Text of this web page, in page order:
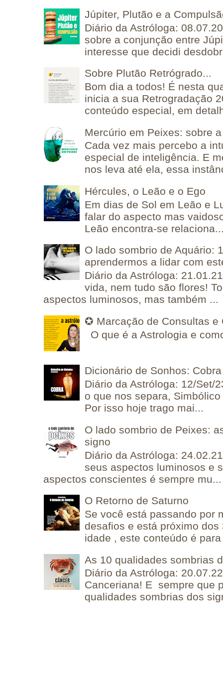
Júpiter, Plutão e a
Diário da Astróloga:
sobre a conjunção entre
interesse que decidi
Sobre Plutão Retrógrado...
Bom dia a todos! É nesta
inicia a sua Retrogradação
conteúdo especial, em
Mercúrio em Peixes: sobre
Cada vez mais percebo a
especial de inteligência. E
nos leva até ela, essa
Hércules, o Leão e o Ego
Em dias de Sol em Leão e
falar do aspecto mas
Leão encontra-se
O lado sombrio de Aquário:
aprendermos a lidar com
Diário da Astróloga:
vida, nem tudo são flores!
aspectos luminosos, mas também ...
✪ Marcação de Consultas e
O que é a Astrologia e
Dicionário de Sonhos: Cobra
Diário da Astróloga: 12/Set/
o que nos separa,
Por isso hoje trago mai...
O lado sombrio de Peixes:
signo
Diário da Astróloga:
seus aspectos luminosos e
aspectos conscientes é sempre mu...
O Retorno de Saturno
Se você está passando por
desafios e está próximo
idade , este conteúdo é
As 10 qualidades sombrias
Diário da Astróloga:
Canceriana! E sempre que
qualidades sombrias dos